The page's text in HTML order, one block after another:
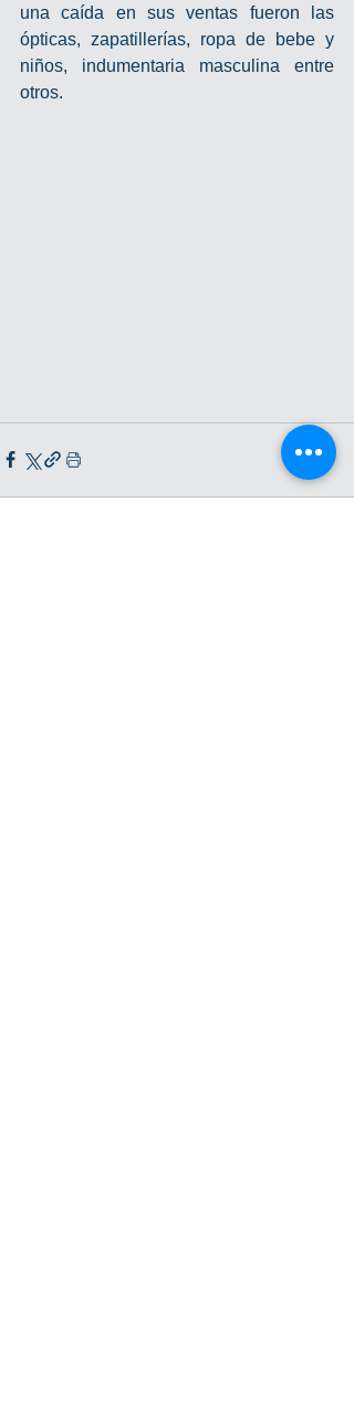
una caída en sus ventas fueron las
ópticas, zapatillerías, ropa de bebe y
niños, indumentaria masculina entre
otros.